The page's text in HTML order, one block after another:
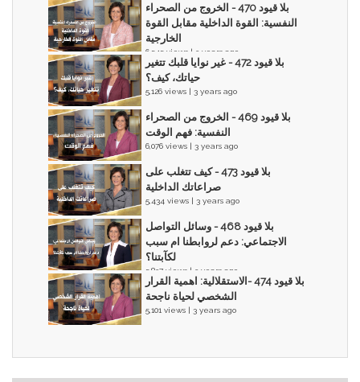
بلا قيود 470 - الخروج من الصحراء
النفسية: القوة الداخلية مقابل القوة
الخارجية
6,545 views | 3 years ago
بلا قيود 472 - غير نوايا قلبك تتغير
حياتك، كيف؟
5,126 views | 3 years ago
بلا قيود 469 - الخروج من الصحراء
النفسية: فهم الوقت
6,076 views | 3 years ago
بلا قيود 473 - كيف تتغلب على
صراعاتك الداخلية
5,434 views | 3 years ago
بلا قيود 468 - وسائل التواصل
الاجتماعي: دعم لروابطنا ام سبب
لكآبتنا؟
5,837 views | 3 years ago
بلا قيود 474 -الاستقلالية: اهمية القرار
الشخصي لحياة ناجحة
5,101 views | 3 years ago